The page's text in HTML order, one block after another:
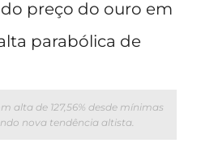
alta de 127,56% desde mínimas
nova tendência altista.